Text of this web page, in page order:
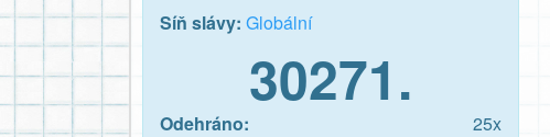
Síň slávy: Globální
30271.
Odehráno:
25x